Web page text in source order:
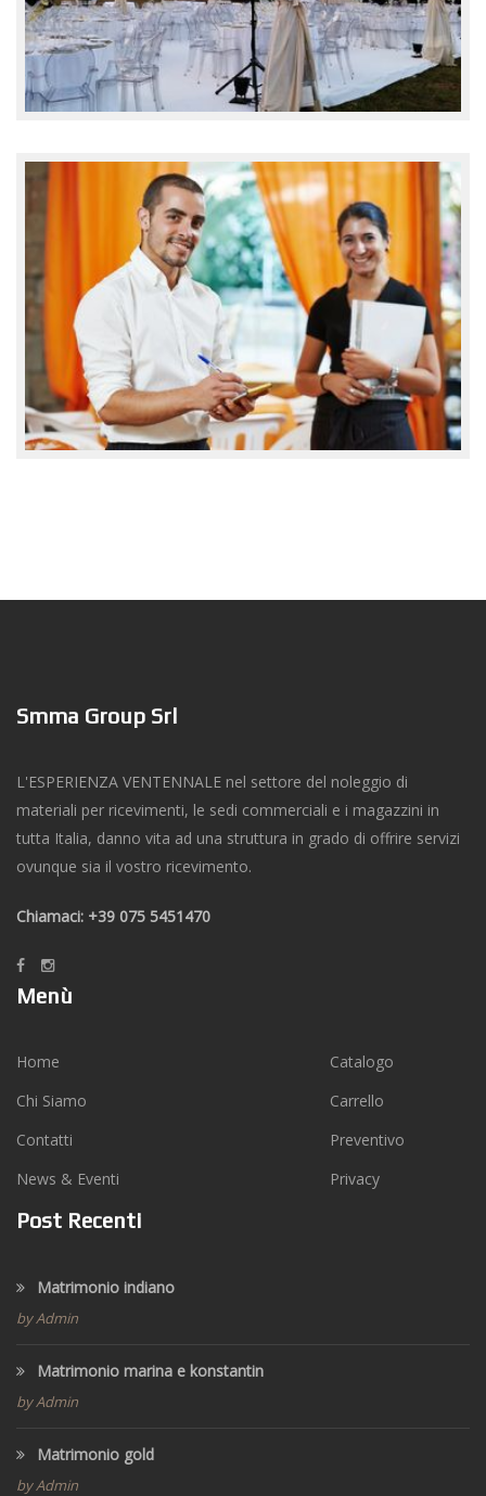
Smma Group Srl
L'ESPERIENZA VENTENNALE nel settore del noleggio di
materiali per ricevimenti, le sedi commerciali e i magazzini in
tutta Italia, danno vita ad una struttura in grado di offrire servizi
ovunque sia il vostro ricevimento.
Chiamaci: +39 075 5451470
Menù
Home
Chi Siamo
Contatti
News & Eventi
Catalogo
Carrello
Preventivo
Privacy
Post Recenti
Matrimonio indiano
by Admin
Matrimonio marina e konstantin
by Admin
Matrimonio gold
by Admin